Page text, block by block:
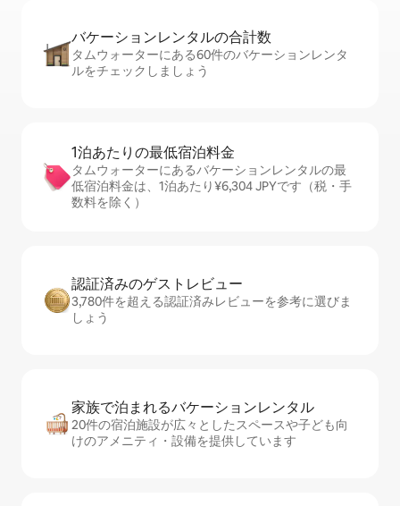
バケーションレ⁠ン⁠タ⁠ル⁠の合⁠計⁠数
タムウォーターにある60件のバケーションレンタ
ルをチェックしましょう
1泊あたりの最⁠低⁠宿⁠泊⁠料⁠金
タムウォーターにあるバケーションレンタルの最
低宿泊料金は、1泊あたり¥6,304 JPYです（税・手
数料を除く）
認証済みのゲ⁠ス⁠ト⁠レ⁠ビ⁠ュ⁠ー
3,780件を超える認証済みレビューを参考に選びま
しょう
家族で泊まれるバ⁠ケ⁠ー⁠シ⁠ョ⁠ンレ⁠ン⁠タ⁠ル
20件の宿泊施設が広々としたスペースや子ども向
けのアメニティ・設備を提供しています